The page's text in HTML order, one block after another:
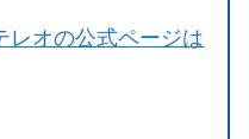
レオの公式ページは